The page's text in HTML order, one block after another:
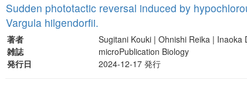
Sudden phototactic reversal induced by
Vargula hilgendorfii.
著者
Sugitani Kouki | Ohnishi Reika | Inaoka
雑誌
microPublication Biology
発行日
2024-12-17 発行